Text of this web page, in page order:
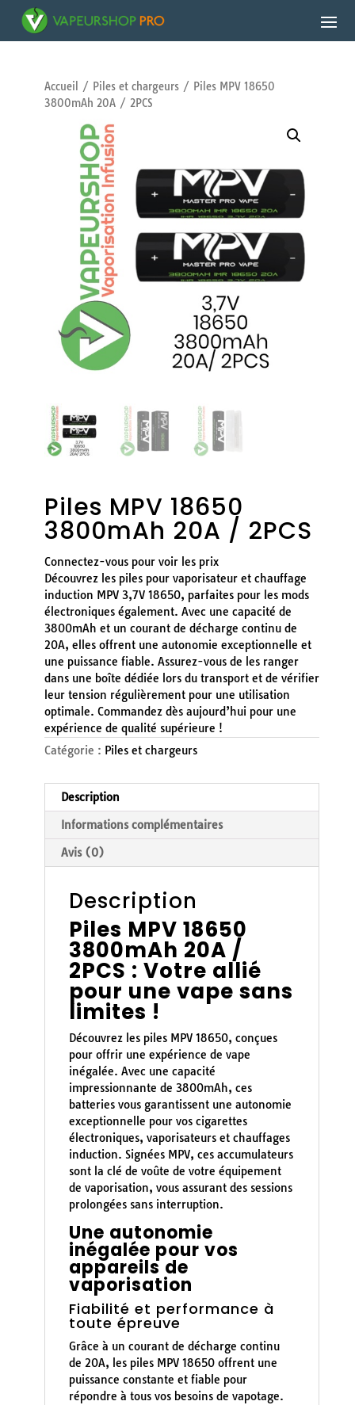
Accueil / Piles et chargeurs/ Piles MPV 18650
3800mAh 20A / 2PCS
Piles MPV 18650
3800mAh 20A / 2PCS
Connectez-vous pour voir les prix
Découvrez les piles pour vaporisateur et chauffage
induction MPV 3,7V 18650, parfaites pour les mods
électroniques également. Avec une capacité de
3800mAh et un courant de décharge continu de
20A, elles offrent une autonomie exceptionnelle et
une puissance fiable. Assurez-vous de les ranger
dans une boîte dédiée lors du transport et de vérifier
leur tension régulièrement pour une utilisation
optimale. Commandez dès aujourd’hui pour une
expérience de qualité supérieure !
Catégorie : Piles et chargeurs
Description
Informations complémentaires
Avis (0)
Description
Piles MPV 18650
3800mAh 20A /
2PCS : Votre allié
pour une vape sans
limites !
Découvrez les piles MPV 18650, conçues
pour offrir une expérience de vape
inégalée. Avec une capacité
impressionnante de 3800mAh, ces
batteries vous garantissent une autonomie
exceptionnelle pour vos cigarettes
électroniques, vaporisateurs et chauffages
induction. Signées MPV, ces accumulateurs
sont la clé de voûte de votre équipement
de vaporisation, vous assurant des sessions
prolongées sans interruption.
Une autonomie
inégalée pour vos
appareils de
vaporisation
Fiabilité et performance à
toute épreuve
Grâce à un courant de décharge continu
de 20A, les piles MPV 18650 offrent une
puissance constante et fiable pour
répondre à tous vos besoins de vapotage.